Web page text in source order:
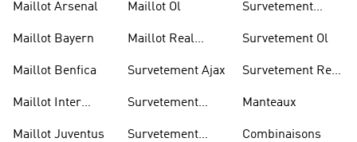
Maillot Arsenal
Maillot Bayern
Maillot Benfica
Maillot Inter
Maillot Juventus
United
Maillot Ol
Maillot Real
Survetement Ajax
Survetement
Survetement
Survetement
United
Survetement Ol
Survetement Real
Manteaux
Combinaisons